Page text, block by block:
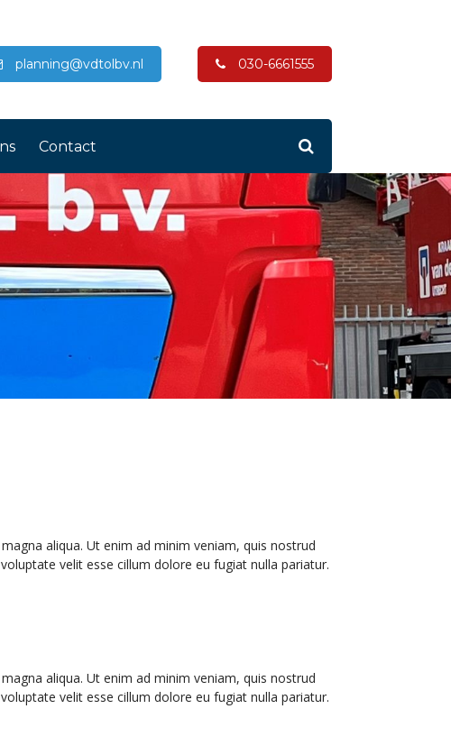
planning@vdtolbv.nl 030-6661555
Contact
aliqua. Ut enim ad minim veniam, quis nostrud
velit esse cillum dolore eu fugiat nulla pariatur.
aliqua. Ut enim ad minim veniam, quis nostrud
velit esse cillum dolore eu fugiat nulla pariatur.